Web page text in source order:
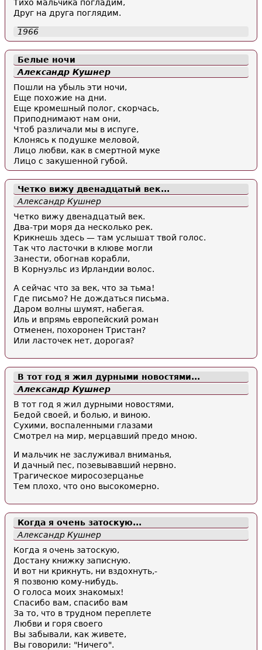
Тихо мальчика погладим,
Друг на друга поглядим.
1966
Белые ночи
Александр Кушнер
Пошли на убыль эти ночи,
Еще похожие на дни.
Еще кромешный полог, скорчась,
Приподнимают нам они,
Чтоб различали мы в испуге,
Клонясь к подушке меловой,
Лицо любви, как в смертной муке
Лицо с закушенной губой.
Четко вижу двенадцатый век...
Александр Кушнер
Четко вижу двенадцатый век.
Два-три моря да несколько рек.
Крикнешь здесь — там услышат твой голос.
Так что ласточки в клюве могли
Занести, обогнав корабли,
В Корнуэльс из Ирландии волос.
А сейчас что за век, что за тьма!
Где письмо? Не дождаться письма.
Даром волны шумят, набегая.
Иль и впрямь европейский роман
Отменен, похоронен Тристан?
Или ласточек нет, дорогая?
В тот год я жил дурными новостями...
Александр Кушнер
В тот год я жил дурными новостями,
Бедой своей, и болью, и виною.
Сухими, воспаленными глазами
Смотрел на мир, мерцавший предо мною.
И мальчик не заслуживал вниманья,
И дачный пес, позевывавший нервно.
Трагическое миросозерцанье
Тем плохо, что оно высокомерно.
Когда я очень затоскую...
Александр Кушнер
Когда я очень затоскую,
Достану книжку записную.
И вот ни крикнуть, ни вздохнуть,-
Я позвоню кому-нибудь.
О голоса моих знакомых!
Спасибо вам, спасибо вам
За то, что в трудном переплете
Любви и горя своего
Вы забывали, как живете,
Вы говорили: "Ничего".